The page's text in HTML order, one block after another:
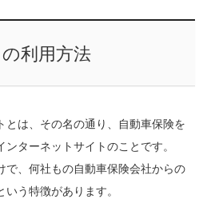
利用方法
とは、その名の通り、自動車保険を
ターネットサイトのことです。
で、何社もの自動車保険会社からの
う特徴があります。